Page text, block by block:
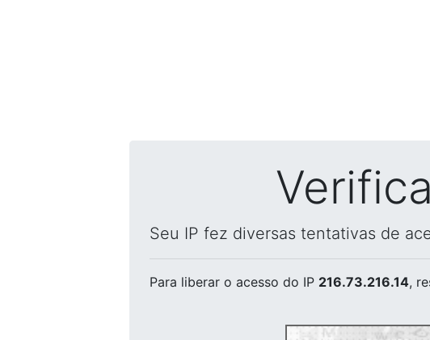
Seu IP fez diversas tentativas de
Para liberar o acesso do IP 216.73.216.14,